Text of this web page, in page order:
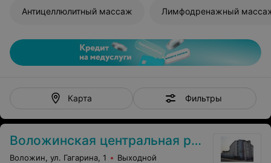
Антицеллюлитный массаж Лимфодренажный
Карта Фильтры
Воложинская центральная районная больница
Воложин, ул. Гагарина, 1 Выходной